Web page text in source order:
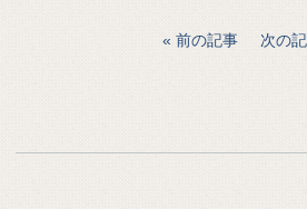
前の記事 次の